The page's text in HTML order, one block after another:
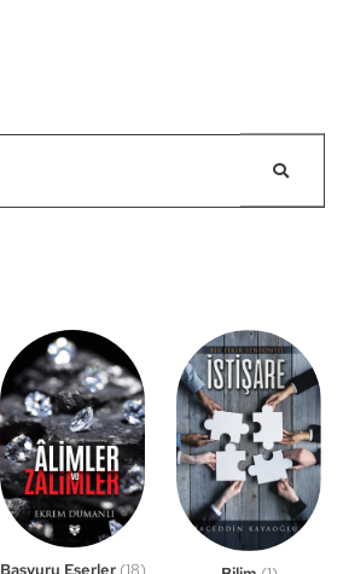
Başvuru Eserler (18)